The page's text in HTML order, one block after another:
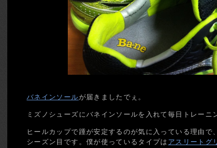
バネインソールが届きましたでぇ。
ミズノシューズにバネインソールを入れて毎日トレーニ
ヒールカップで踵が安定するのが気に入っている理由
シーズン目です。僕が使っているタイプは アスリートグ